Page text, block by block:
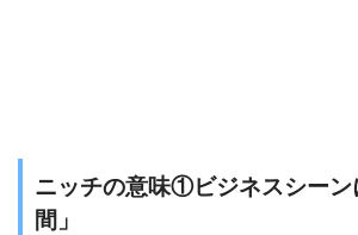
ニッチの意味①ビジネスシーン
間」